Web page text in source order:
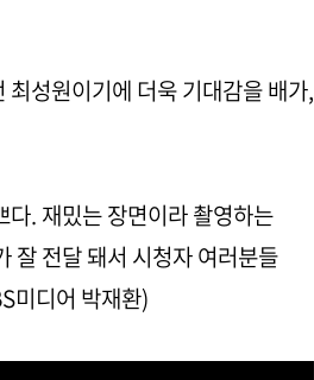
성원이기에 더욱 기대감을 배가,
다. 재밌는 장면이라 촬영하는
잘 전달 돼서 시청자 여러분들
미디어 박재환)